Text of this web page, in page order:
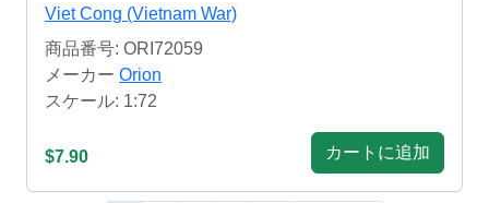
Viet Cong (Vietnam War)
商品番号: ORI72059
メーカー Orion
スケール: 1:72
$7.90 カートに追加